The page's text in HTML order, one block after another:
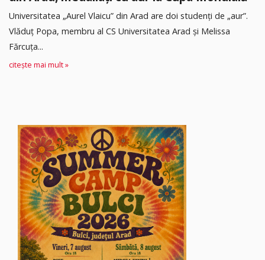
Universitatea „Aurel Vlaicu” din Arad are doi studenți de „aur”.
Vlăduț Popa, membru al CS Universitatea Arad și Melissa
Fărcuța...
citește mai mult »